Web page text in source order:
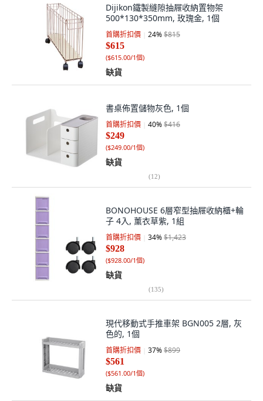
Dijikon鐵製縫隙抽屜收納置物架
500*130*350mm, 玫瑰金, 1個
首購折扣價 24%$815
$615
($615.00/1個)
缺貨
書桌佈置儲物灰色, 1個
首購折扣價 40%$416
$249
($249.00/1個)
缺貨
(12)
BONOHOUSE 6層窄型抽屜收納櫃+輪
子 4入, 薰衣草紫, 1組
首購折扣價 34%$1,423
$928
($928.00/1個)
缺貨
(135)
現代移動式手推車架 BGN005 2層, 灰
色的, 1個
首購折扣價 37%$899
$561
($561.00/1個)
缺貨